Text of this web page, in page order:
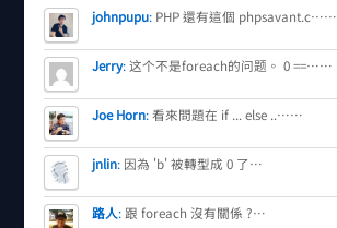
johnpupu: PHP 還有這個 phpsavant.c……
Jerry:这个不是foreach的问题。 0 ==……
Joe Horn:看來問題在 if ... else ..……
jnlin: 因為 'b' 被轉型成 0 了…
路人: 跟 foreach 沒有關係 ?…